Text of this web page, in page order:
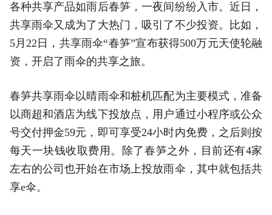
各种共享产品如雨后春笋，一夜间纷纷入市。近日，
共享雨伞又成为了大热门，吸引了不少投资。比如，
5月22日，共享雨伞“春笋”宣布获得500万元天使轮融
资，开启了雨伞的共享之旅。
春笋共享雨伞以晴雨伞和桩机匹配为主要模式，准备
以商超和酒店为线下投放点，用户通过小程序或公众
号交付押金59元，即可享受24小时内免费，之后则按
每天一块钱收取费用。除了春笋之外，目前还有4家
左右的公司也开始在市场上投放雨伞，其中就包括共
享e伞。